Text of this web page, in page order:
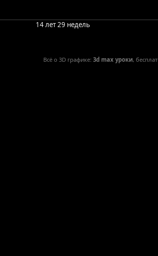
14 лет 29 недель
Всё о 3D графике:3d max уроки,